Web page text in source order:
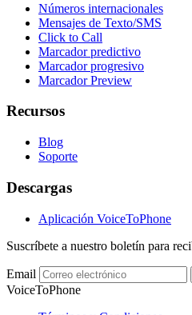
Números internacionales
Mensajes de Texto/SMS
Click to Call
Marcador predictivo
Marcador progresivo
Marcador Preview
Recursos
Blog
Soporte
Descargas
Aplicación VoiceToPhone
Suscríbete a nuestro boletín para
Email
VoiceToPhone